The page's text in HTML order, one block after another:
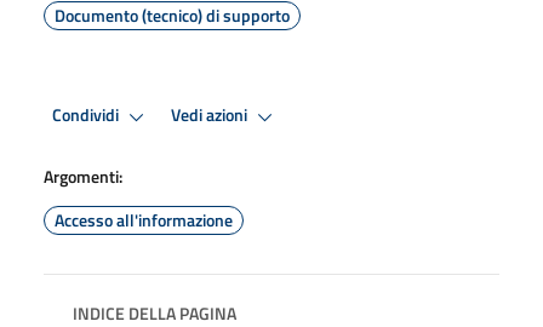
Documento (tecnico) di supporto
Condividi Vedi azioni
Argomenti:
Accesso all'informazione
INDICE DELLA PAGINA